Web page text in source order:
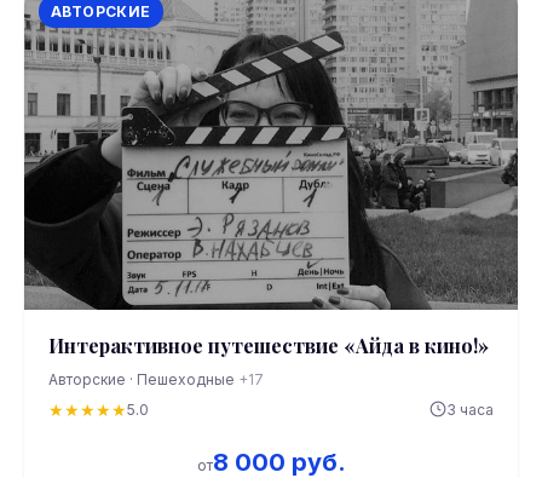
АВТОРСКИЕ
Интерактивное путешествие «Айда в кино!»
Авторские · Пешеходные +17
★★★★★5.0 3 часа
от8 000 руб.